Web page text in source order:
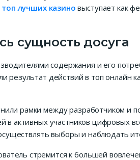
топ лучших казино выступает как
сущность досуга
содержания и его
действий в топ онлайн
рамки между разработчиком и
в активных участников цифровых
выборы и наблюдать
стремится к большей